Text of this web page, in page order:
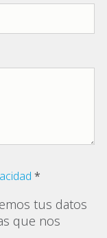
tus datos
que nos